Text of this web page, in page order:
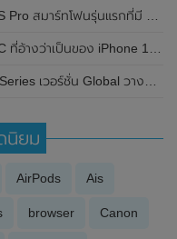
เตรียมเปิดตัวในวันที่ 5 กรกฎาคม 2023 นี้
ง iPhone 12 โชว์ให้เห็นกันแบบชัดๆ
งขายทั่วโลกในวันที่ 25 กุมภาพันธ์ 2024 นี้
นิยม
AirPods Ais
browser Canon